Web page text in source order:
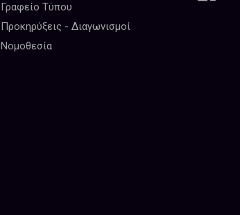
Γραφείο Τύπου
Προκηρύξεις - Διαγωνισμοί
Νομοθεσία